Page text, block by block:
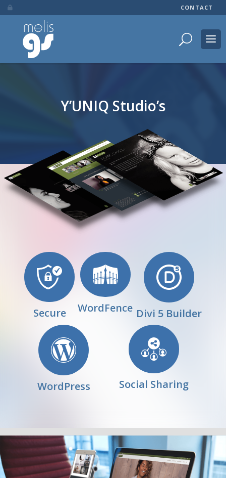
 CONTACT
Y’UNIQ Studio’s
Secure WordFence Divi 5 Builder
WordPress Social Sharing